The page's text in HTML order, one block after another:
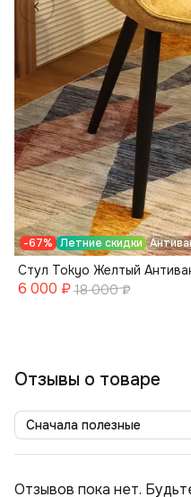
-67% Летние скидки
Стул Tokyo Желтый
6 000 ₽ 18 000 ₽
Отзывы о товаре
Сначала полезные
Отзывов пока нет.